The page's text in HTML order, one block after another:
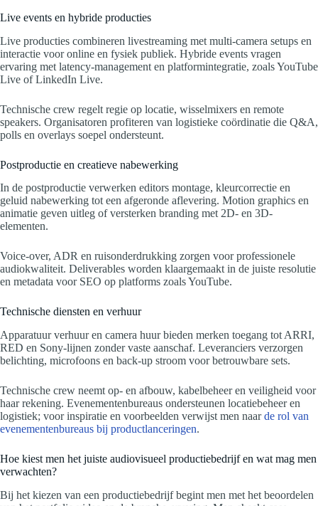
Live events en hybride producties
Live producties combineren livestreaming met multi-camera setups en
interactie voor online en fysiek publiek. Hybride events vragen
ervaring met latency-management en platformintegratie, zoals YouTube
Live of LinkedIn Live.
Technische crew regelt regie op locatie, wisselmixers en remote
speakers. Organisatoren profiteren van logistieke coördinatie die Q&A,
polls en overlays soepel ondersteunt.
Postproductie en creatieve nabewerking
In de postproductie verwerken editors montage, kleurcorrectie en
geluid nabewerking tot een afgeronde aflevering. Motion graphics en
animatie geven uitleg of versterken branding met 2D- en 3D-
elementen.
Voice-over, ADR en ruisonderdrukking zorgen voor professionele
audiokwaliteit. Deliverables worden klaargemaakt in de juiste resolutie
en metadata voor SEO op platforms zoals YouTube.
Technische diensten en verhuur
Apparatuur verhuur en camera huur bieden merken toegang tot ARRI,
RED en Sony-lijnen zonder vaste aanschaf. Leveranciers verzorgen
belichting, microfoons en back-up stroom voor betrouwbare sets.
Technische crew neemt op- en afbouw, kabelbeheer en veiligheid voor
haar rekening. Evenementenbureaus ondersteunen locatiebeheer en
logistiek; voor inspiratie en voorbeelden verwijst men naarde rol van
evenementenbureaus bij productlanceringen.
Hoe kiest men het juiste audiovisueel productiebedrijf en wat mag men
verwachten?
Bij het kiezen van een productiebedrijf begint men met het beoordelen